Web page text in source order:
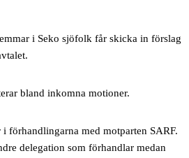
i Seko sjöfolk får skicka in förslag
bland inkomna motioner.
i förhandlingarna med motparten SARF.
delegation som förhandlar medan